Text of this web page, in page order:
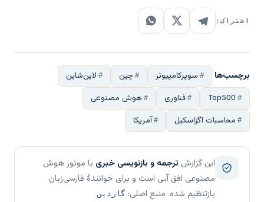
اشتراک:
برچسب‌ها سوپرکامپیوتر چین
لاین‌شاین
Top500
فناوری
هوش مصنوعی
محاسبات اگزاسکیل
آمریکا
این گزارش ترجمه و بازنویسی خبری با موتور هوش
مصنوعی افق آبی است و برای خوانندهٔ فارسی‌زبان
بازتنظیم شده. منبع اصلی: گاردین